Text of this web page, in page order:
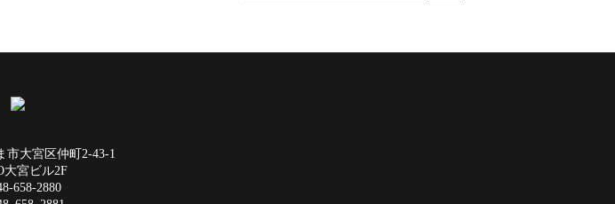
市大宮区仲町2-43-1
大宮ビル2F
658-2880